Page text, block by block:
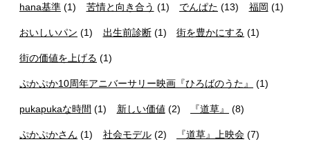
hana基準 (1) 苦情と向き合う (1) でんぱた (13) 福岡 (1)
おいしいパン (1) 出生前診断(1) 街を豊かにする (1)
街の価値を上げる (1)
ぷかぷか10周年アニバーサリー映画『ひろばのうた』 (1)
pukapukaな時間 (1) 新しい価値 (2) 『道草』 (8)
ぷかぷかさん (1) 社会モデル(2) 『道草』上映会 (7)